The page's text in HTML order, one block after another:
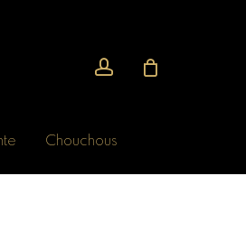
Chouchous